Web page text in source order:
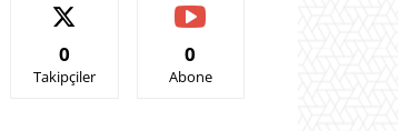
0
Takipçiler
0
Abone